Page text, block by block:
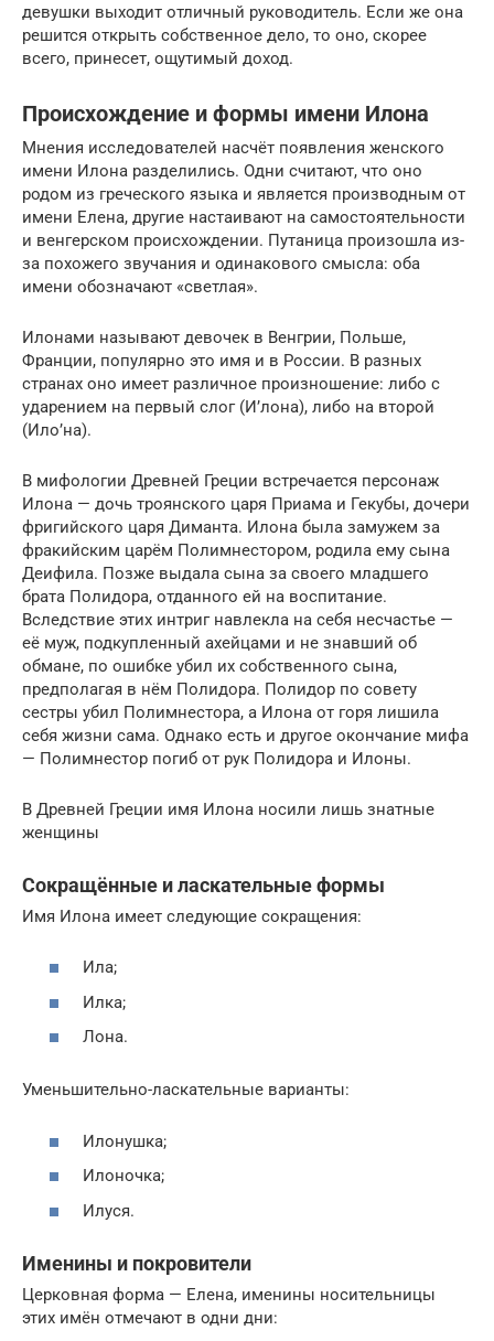
девушки выходит отличный руководитель. Если же она
решится открыть собственное дело, то оно, скорее
всего, принесет, ощутимый доход.
Происхождение и формы имени Илона
Мнения исследователей насчёт появления женского
имени Илона разделились. Одни считают, что оно
родом из греческого языка и является производным от
имени Елена, другие настаивают на самостоятельности
и венгерском происхождении. Путаница произошла из-
за похожего звучания и одинакового смысла: оба
имени обозначают «светлая».
Илонами называют девочек в Венгрии, Польше,
Франции, популярно это имя и в России. В разных
странах оно имеет различное произношение: либо с
ударением на первый слог (И’лона), либо на второй
(Ило’на).
В мифологии Древней Греции встречается персонаж
Илона — дочь троянского царя Приама и Гекубы, дочери
фригийского царя Диманта. Илона была замужем за
фракийским царём Полимнестором, родила ему сына
Деифила. Позже выдала сына за своего младшего
брата Полидора, отданного ей на воспитание.
Вследствие этих интриг навлекла на себя несчастье —
её муж, подкупленный ахейцами и не знавший об
обмане, по ошибке убил их собственного сына,
предполагая в нём Полидора. Полидор по совету
сестры убил Полимнестора, а Илона от горя лишила
себя жизни сама. Однако есть и другое окончание мифа
— Полимнестор погиб от рук Полидора и Илоны.
В Древней Греции имя Илона носили лишь знатные
женщины
Сокращённые и ласкательные формы
Имя Илона имеет следующие сокращения:
Ила;
Илка;
Лона.
Уменьшительно-ласкательные варианты:
Илонушка;
Илоночка;
Илуся.
Именины и покровители
Церковная форма — Елена, именины носительницы
этих имён отмечают в одни дни: